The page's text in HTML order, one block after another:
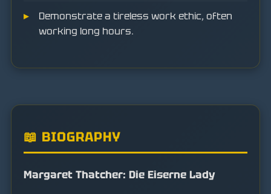
Demonstrate a tireless work ethic, often
working long hours.
📖 BIOGRAPHY
Margaret Thatcher: Die Eiserne Lady